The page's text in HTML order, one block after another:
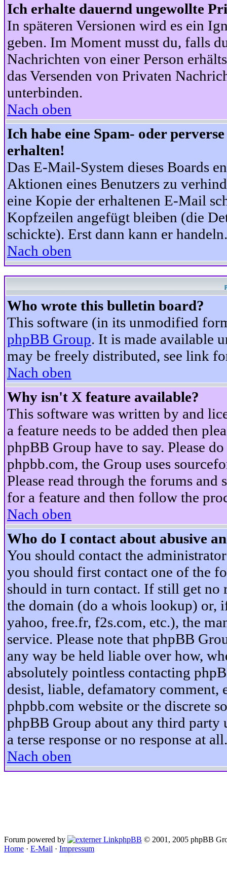
Ich erhalte dauernd ungewollte
In späteren Versionen wird es ein
geben. Im Moment musst du, falls
Nachrichten von einer Person
das Versenden von Privaten
unterbinden.
Nach oben
Ich habe eine Spam- oder
erhalten!
Das E-Mail-System dieses Boards
Aktionen eines Benutzers zu
eine Kopie der erhaltenen E-Mail
Kopfzeilen angefügt bleiben (die
schickte). Erst dann kann er handeln.
Nach oben
Who wrote this bulletin board?
This software (in its unmodified
phpBB Group. It is made available
may be freely distributed, see link
Nach oben
Why isn't X feature available?
This software was written by and
a feature needs to be added then
phpBB Group have to say. Please
phpbb.com, the Group uses
Please read through the forums
for a feature and then follow the
Nach oben
Who do I contact about abusive
You should contact the
you should first contact one of the
should in turn contact. If still get no
the domain (do a whois lookup) or,
yahoo, free.fr, f2s.com, etc.), the
service. Please note that phpBB
any way be held liable over how,
absolutely pointless contacting
desist, liable, defamatory
phpbb.com website or the discrete
phpBB Group about any third party
a terse response or no response at all.
Nach oben
Forum powered by phpBB © 2001, 2005 phpBB
Home · E-Mail · Impressum